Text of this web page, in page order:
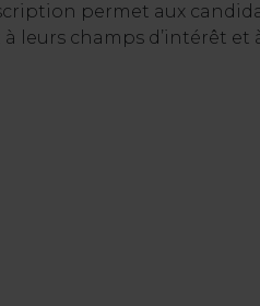
permet aux
leurs champs d’intérêt et